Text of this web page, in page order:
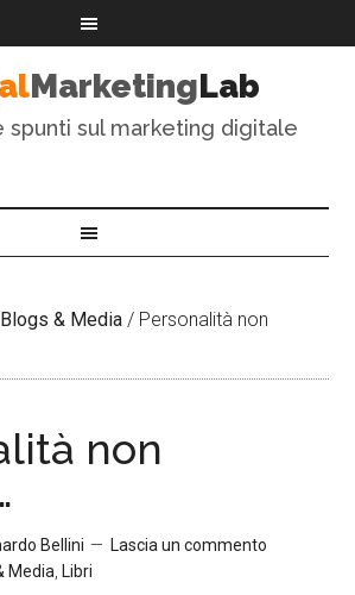
MarketingLab
spunti sul marketing digitale
Blogs & Media / Personalità non
non
Bellini
Lascia un commento
Media Libri